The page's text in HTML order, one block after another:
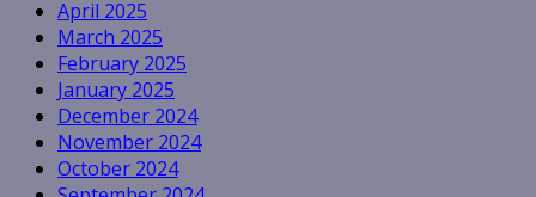
April 2025
March 2025
February 2025
January 2025
December 2024
November 2024
October 2024